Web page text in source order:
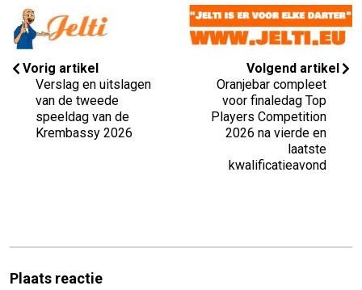
Vorig artikel
Verslag en uitslagen
van de tweede
speeldag van de
Krembassy 2026
Volgend artikel
Oranjebar compleet
voor finaledag Top
Players Competition
2026 na vierde en
laatste
kwalificatieavond
Plaats reactie